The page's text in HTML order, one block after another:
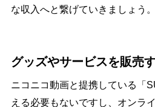
な収入へと繋げていきましょう。
グッズやサービスを販売
ニコニコ動画と提携している「
える必要もないですし、オンラ